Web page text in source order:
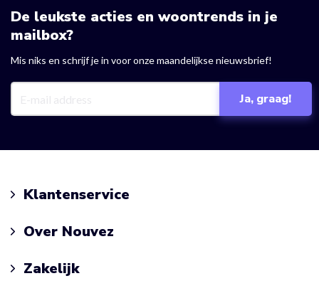
De leukste acties en woontrends in je
mailbox?
Mis niks en schrijf je in voor onze maandelijkse nieuwsbrief!
Klantenservice
Over Nouvez
Zakelijk